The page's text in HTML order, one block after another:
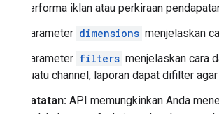
performa iklan atau perkiraan
Parameter dimensions menjelaskan
Parameter filters menjelaskan cara
suatu channel, laporan dapat difilter
Catatan: API memungkinkan Anda